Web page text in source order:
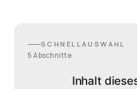
SCHNELLAUSWAHL
5 Abschnitte
Inhalt